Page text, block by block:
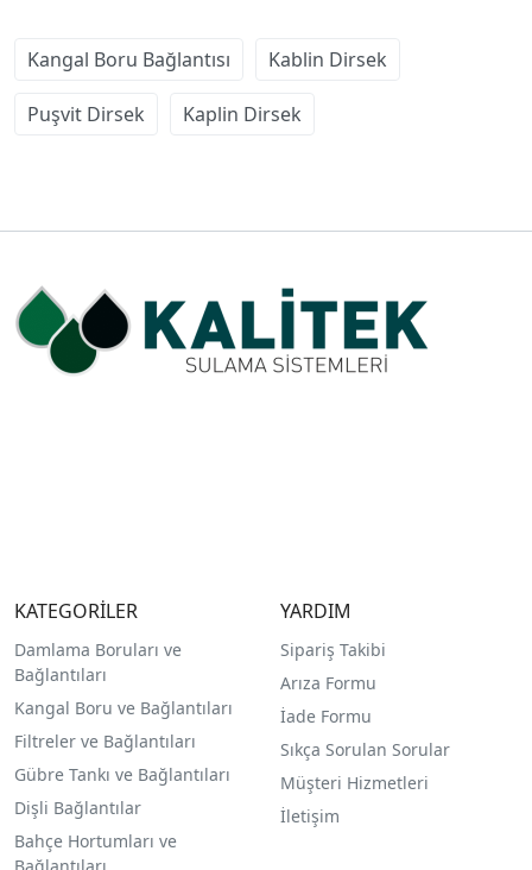
Kangal Boru Bağlantısı Kablin Dirsek
Puşvit Dirsek Kaplin Dirsek
KATEGORİLER
Damlama Boruları ve
Bağlantıları
Kangal Boru ve Bağlantıları
Filtreler ve Bağlantıları
Gübre Tankı ve Bağlantıları
Dişli Bağlantılar
Bahçe Hortumları ve
Bağlantıları
YARDIM
Sipariş Takibi
Arıza Formu
İade Formu
Sıkça Sorulan Sorular
Müşteri Hizmetleri
İletişim